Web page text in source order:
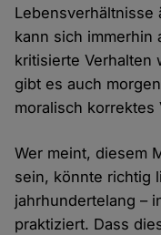
Lebensverhältnisse
kann sich immerhin
kritisierte Verhalten
gibt es auch
moralisch korrektes
Wer meint, diesem
sein, könnte richtig
jahrhundertelang –
praktiziert. Dass